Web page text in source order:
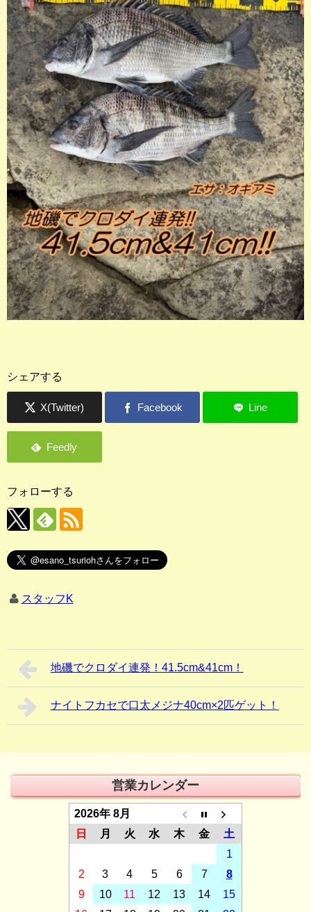
シェアする
フォローする
スタッフK
地磯でクロダイ連発！41.5cm&41cm！
ナイトフカセで口太メジナ40cm×2匹ゲット！
営業カレンダー
2026年 8月
日
月 火 水 木 金
土
1
2
3 4 5 6 7
8
9
10 11 12 13 14
15
スタッフ釣行記
釣果投稿フォーム
お問い合わせ